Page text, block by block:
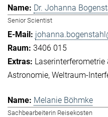
Dr. Johanna
Senior Scientist
3406 015
Astronomie Weltraum-
Melanie Böhmke
Sachbearbeiterin Reisekosten